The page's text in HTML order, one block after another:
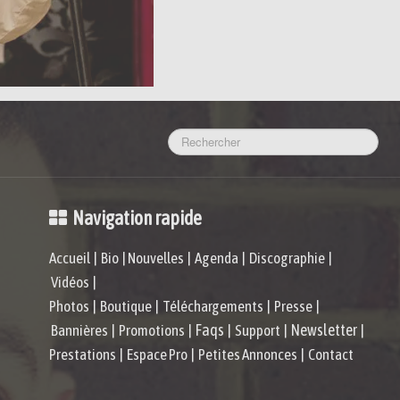
Navigation rapide
Accueil | Bio | Nouvelles | Agenda | Discographie |
Vidéos |
Photos | Boutique | Téléchargements | Presse |
Bannières | Promotions | Faqs | Support | Newsletter |
Prestations | Espace Pro| Petites Annonces | Contact